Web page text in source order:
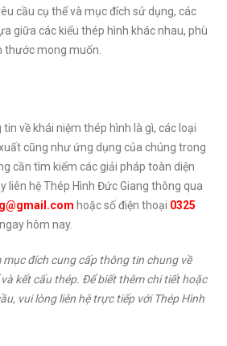
cầu cụ thể và mục đích sử dụng, các
giữa các kiểu thép hình khác nhau, phù
thước mong muốn.
về khái niệm thép hình là gì, các loại
cũng như ứng dụng của chúng trong
cần tìm kiếm các giải pháp toàn diện
liên hệ Thép Hình Đức Giang thông qua
hoặc số điện thoại 0325
hôm nay.
mục đích cung cấp thông tin chung về
kết cấu thép. Để biết thêm chi tiết hoặc
vui lòng liên hệ trực tiếp với Thép Hình